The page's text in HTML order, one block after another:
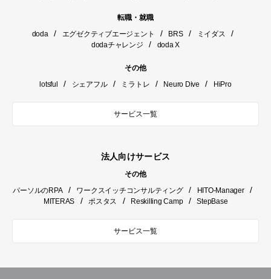
転職・就職
doda
/ エグゼクティブエージェント / BRS / ミイダス /
dodaチャレンジ / doda X
その他
lotsful
/ シェアフル / ミラトレ / Neuro Dive / HiPro
サービス一覧
法人向けサービス
その他
パーソルのRPA
/ ワークスイッチコンサルティング / HITO-Manager /
MITERAS / ポスタス / Reskilling Camp / StepBase
サービス一覧